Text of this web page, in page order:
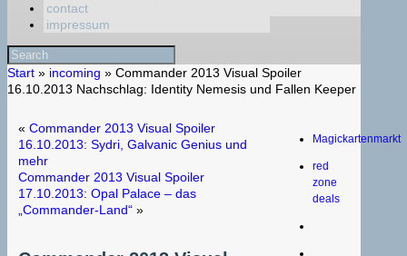
contact
impressum
Start » incoming » Commander 2013 Visual Spoiler
16.10.2013 Nachschlag: Identity Nemesis und Fallen Keeper
« Commander 2013 Visual Spoiler
16.10.2013: Sydri, Galvanic Genius und
mehr
Commander 2013 Visual Spoiler
17.10.2013: Opal Palace – das
„Commander-Land“»
Magickartenmarkt
red
zone
deals